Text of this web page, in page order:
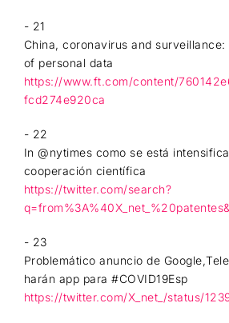
- 21
China, coronavirus and
of personal data
https://www.ft.com/content/
fcd274e920ca
- 22
In @nytimes como se está
cooperación científica
https://twitter.com/search?
- 23
Problemático anuncio de
harán app para #COVID19Esp
https://twitter.com/X_net_/status/